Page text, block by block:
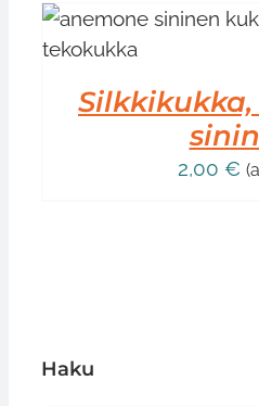
2,00 €
Haku